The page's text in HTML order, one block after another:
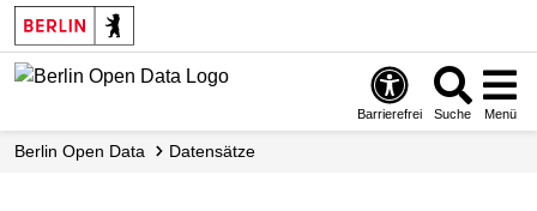
Skip
to
main
Barrierefrei Suche Menü
Berlin Open Data Datensätze